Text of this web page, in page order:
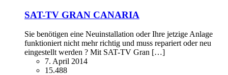
SAT-TV GRAN CANARIA
Sie benötigen eine Neuinstallation oder Ihre jetzige Anlage
funktioniert nicht mehr richtig und muss repariert oder neu
eingestellt werden ? Mit SAT-TV Gran […]
7. April 2014
15.488